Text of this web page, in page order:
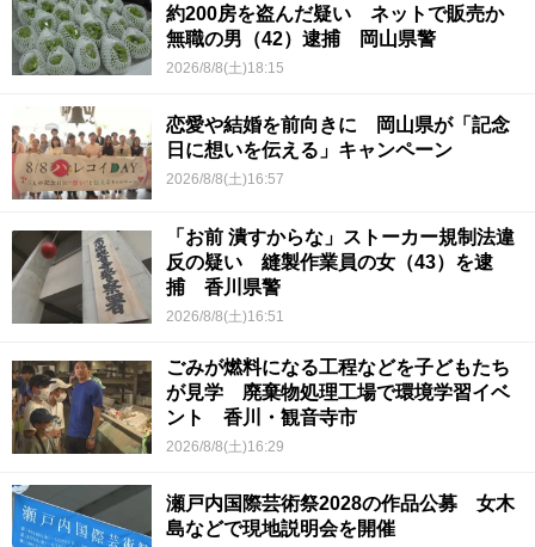
約200房を盗んだ疑い ネットで販売か
無職の男（42）逮捕 岡山県警
2026/8/8(土)18:15
恋愛や結婚を前向きに 岡山県が「記念
日に想いを伝える」キャンペーン
2026/8/8(土)16:57
「お前 潰すからな」ストーカー規制法違
反の疑い 縫製作業員の女（43）を逮
捕 香川県警
2026/8/8(土)16:51
ごみが燃料になる工程などを子どもたち
が見学 廃棄物処理工場で環境学習イベ
ント 香川・観音寺市
2026/8/8(土)16:29
瀬戸内国際芸術祭2028の作品公募 女木
島などで現地説明会を開催